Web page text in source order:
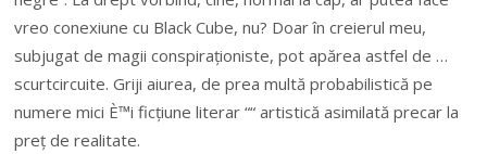
vreo conexiune cu Black Cube, nu? Doar în creierul meu,
subjugat de magii conspiraționiste, pot apărea astfel de …
scurtcircuite. Griji aiurea, de prea multă probabilistică pe
numere mici È™i ficțiune literar ““ artistică asimilată precar la
preț de realitate.